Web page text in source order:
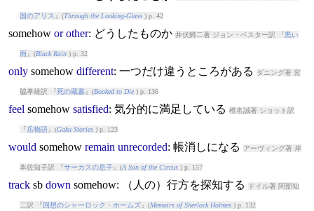
国のアリス 』(Through the Looking-Glass) p. 42
somehow or other: どうしたものか 井伏鱒二著 ジョン・ベスター訳 『黒い
雨 』(Black Rain) p. 32
only somehow different: 一つだけ違うところがある ダニング著 宮
脇孝雄訳 『死の蔵書』(Booked to Die) p. 136
feel somehow satisfied: 気分的に満足している 椎名誠著 ショット訳
『岳物語』(Gaku Stories) p. 123
would somehow remain unrecorded: 帳消しになる アーヴィング著 岸
本佐知子訳 『サーカスの息子』(A Son of the Circus) p. 157
tracksb down somehow: （人の）行方を探知する ドイル著 阿部知
二訳 『 回想のシャーロック・ホームズ 』(Memoirs of Sherlock Holmes) p. 132